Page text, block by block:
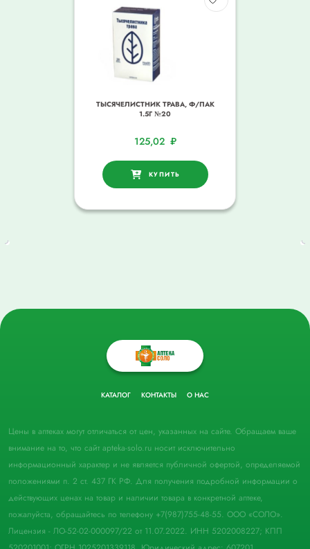
ТЫСЯЧЕЛИСТНИК ТРАВА, Ф/ПАК
1.5Г №20
125,02 ₽
КУПИТЬ
КАТАЛОГ КОНТАКТЫ О НАС
Цены в аптеках могут отличаться от цен, указанных на сайте. Обращаем ваше
внимание на то, что сайт apteka-solo.ru носит исключительно
информационный характер и не является публичной офертой, определяемой
положениями п. 2 ст. 437 ГК РФ. Для получения подробной информации о
действующих ценах на товар и наличии товара в конкретной аптеке,
пожалуйста, обращайтесь по телефону +7(987)755-48-55. ООО «СОЛО».
Лицензия - ЛО-52-02-000097/22 от 11.07.2022. ИНН 5202008227; КПП